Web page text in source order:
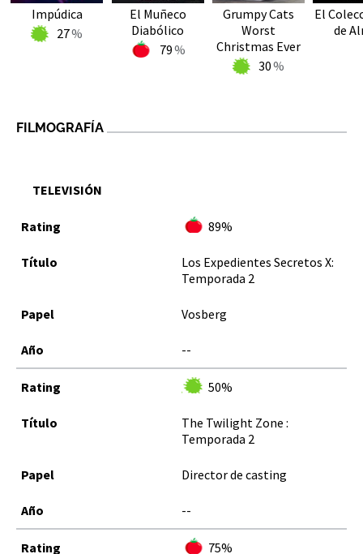
Impúdica
27
El Muñeco
Diabólico
79
Grumpy Cats
Worst
Christmas Ever
30
El
de
FILMOGRAFÍA
TELEVISIÓN
89%
Los Expedientes Secretos X:
Temporada 2
Vosberg
--
50%
The Twilight Zone :
Temporada 2
Director de casting
--
75%